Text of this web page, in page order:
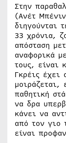
Στην
(Ανέτ
διηγούνται
33 χρόνια,
απόσταση
αναφορικά
τους, είναι
Γκρέις έχει
μοιράζεται,
παθητική
να δρα
κάνει να
από τον γιο
είναι